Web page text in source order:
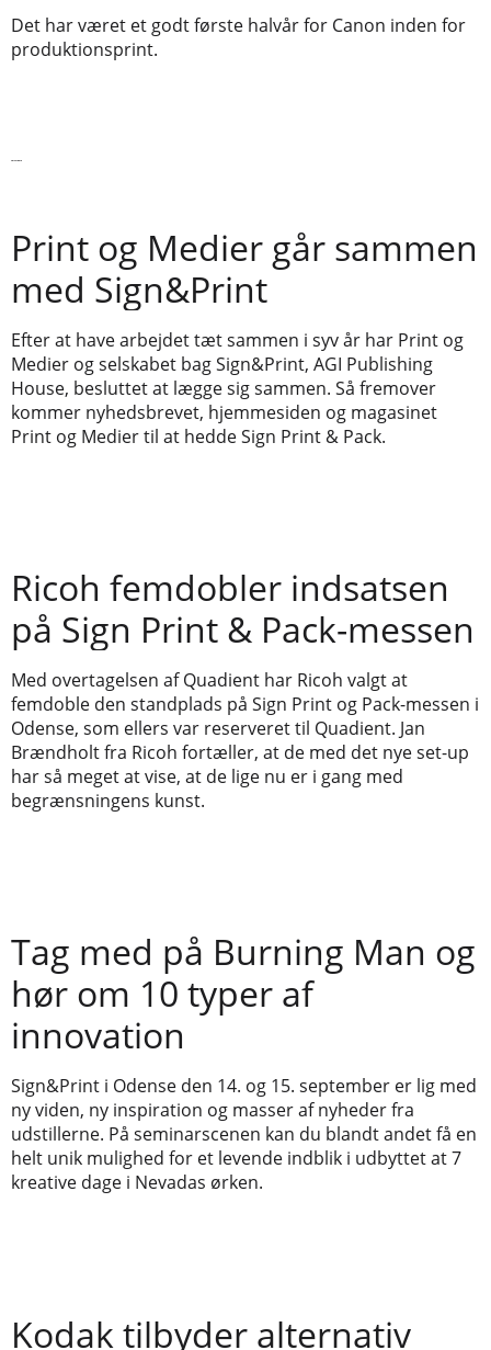
Det har været et godt første halvår for Canon inden for
produktionsprint.
Print og Medier går sammen
med Sign&Print
Efter at have arbejdet tæt sammen i syv år har Print og
Medier og selskabet bag Sign&Print, AGI Publishing
House, besluttet at lægge sig sammen. Så fremover
kommer nyhedsbrevet, hjemmesiden og magasinet
Print og Medier til at hedde Sign Print & Pack.
Ricoh femdobler indsatsen
på Sign Print & Pack-messen
Med overtagelsen af Quadient har Ricoh valgt at
femdoble den standplads på Sign Print og Pack-messen i
Odense, som ellers var reserveret til Quadient. Jan
Brændholt fra Ricoh fortæller, at de med det nye set-up
har så meget at vise, at de lige nu er i gang med
begrænsningens kunst.
Tag med på Burning Man og
hør om 10 typer af
innovation
Sign&Print i Odense den 14. og 15. september er lig med
ny viden, ny inspiration og masser af nyheder fra
udstillerne. På seminarscenen kan du blandt andet få en
helt unik mulighed for et levende indblik i udbyttet at 7
kreative dage i Nevadas ørken.
Kodak tilbyder alternativ